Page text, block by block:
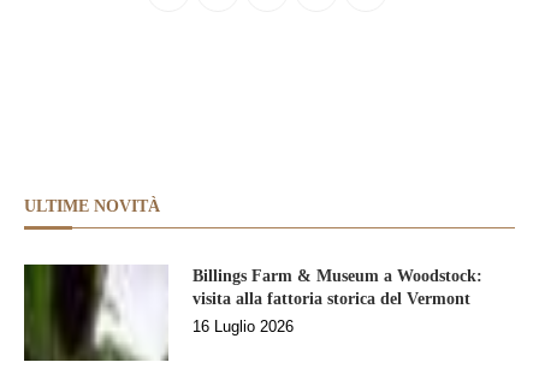
ULTIME NOVITÀ
Billings Farm & Museum a Woodstock:
visita alla fattoria storica del Vermont
16 Luglio 2026